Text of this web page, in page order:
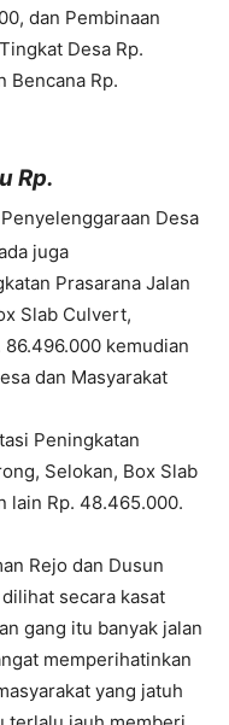
, dan Pembinaan
Desa Rp.
Bencana Rp.
Rp.
Desa
juga
Prasarana Jalan
Slab Culvert,
86.496.000 kemudian
dan Masyarakat
Peningkatan
Selokan, Box Slab
lain Rp. 48.465.000.
Rejo dan Dusun
secara kasat
gang itu banyak jalan
memperihatinkan
yang jatuh